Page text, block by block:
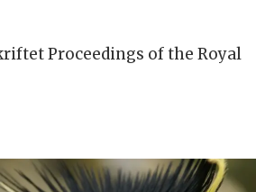
Proceedings of the Royal